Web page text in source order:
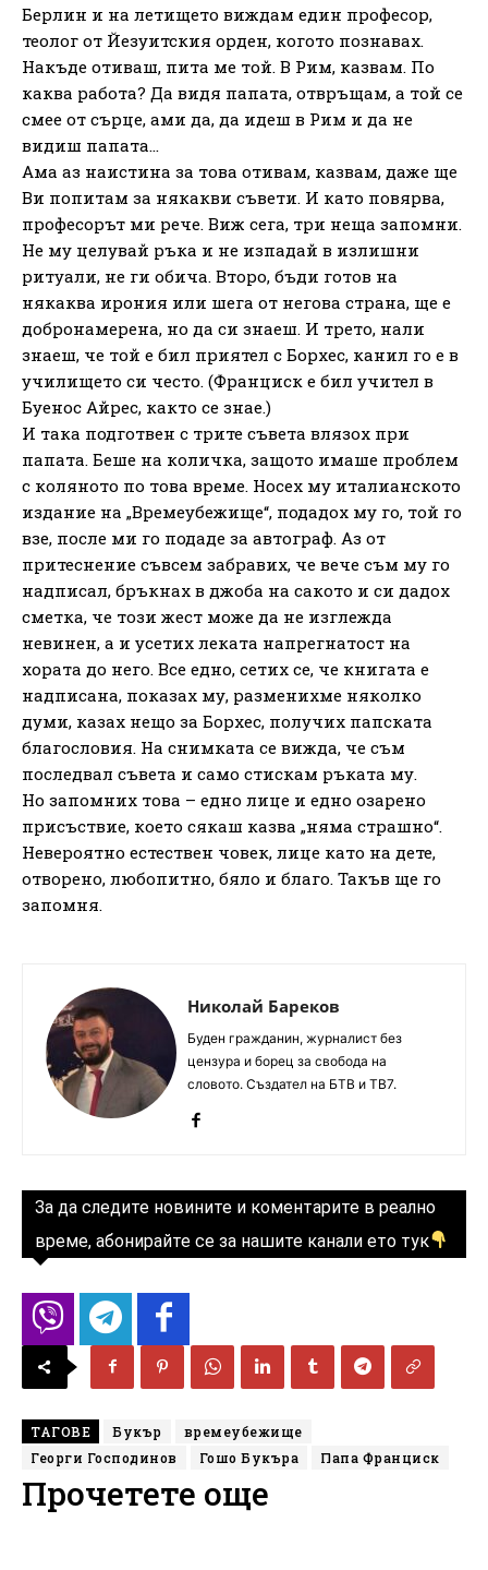
Берлин и на летището виждам един професор,
теолог от Йезуитския орден, когото познавах.
Накъде отиваш, пита ме той. В Рим, казвам. По
каква работа? Да видя папата, отвръщам, а той се
смее от сърце, ами да, да идеш в Рим и да не
видиш папата…
Ама аз наистина за това отивам, казвам, даже ще
Ви попитам за някакви съвети. И като повярва,
професорът ми рече. Виж сега, три неща запомни.
Не му целувай ръка и не изпадай в излишни
ритуали, не ги обича. Второ, бъди готов на
някаква ирония или шега от негова страна, ще е
добронамерена, но да си знаеш. И трето, нали
знаеш, че той е бил приятел с Борхес, канил го е в
училището си често. (Франциск е бил учител в
Буенос Айрес, както се знае.)
И така подготвен с трите съвета влязох при
папата. Беше на количка, защото имаше проблем
с коляното по това време. Носех му италианското
издание на „Времеубежище“, подадох му го, той го
взе, после ми го подаде за автограф. Аз от
притеснение съвсем забравих, че вече съм му го
надписал, бръкнах в джоба на сакото и си дадох
сметка, че този жест може да не изглежда
невинен, а и усетих леката напрегнатост на
хората до него. Все едно, сетих се, че книгата е
надписана, показах му, разменихме няколко
думи, казах нещо за Борхес, получих папската
благословия. На снимката се вижда, че съм
последвал съвета и само стискам ръката му.
Но запомних това – едно лице и едно озарено
присъствие, което сякаш казва „няма страшно“.
Невероятно естествен човек, лице като на дете,
отворено, любопитно, бяло и благо. Такъв ще го
запомня.
Николай Бареков
Буден гражданин, журналист без
цензура и борец за свобода на
словото. Създател на БТВ и ТВ7.
За да следите новините и коментарите в реално
време, абонирайте се за нашите канали ето тук
ТАГОВЕ Букър
времеубежище
Георги Господинов
Гошо Букъра Папа Франциск
Прочетете още